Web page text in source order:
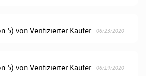
5) von Verifizierter Käufer 06/23/2020
5) von Verifizierter Käufer 06/19/2020